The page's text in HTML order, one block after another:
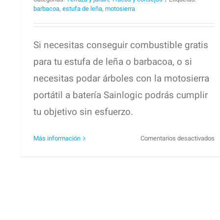
barbacoa, estufa de leña, motosierra
Si necesitas conseguir combustible gratis
para tu estufa de leña o barbacoa, o si
necesitas podar árboles con la motosierra
portátil a batería Sainlogic podrás cumplir
tu objetivo sin esfuerzo.
Más información Comentarios desactivados